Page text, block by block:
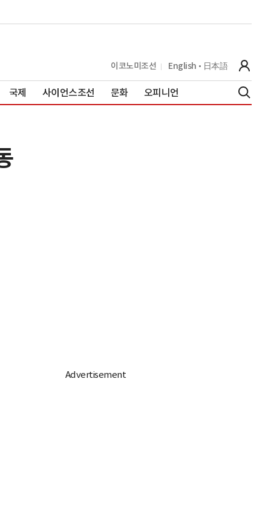
이코노미조선 English 日本語
국제 사이언스조선 문화 오피니언